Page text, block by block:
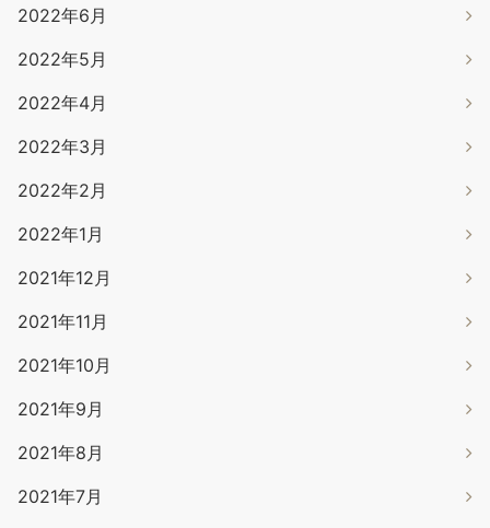
2022年6月
2022年5月
2022年4月
2022年3月
2022年2月
2022年1月
2021年12月
2021年11月
2021年10月
2021年9月
2021年8月
2021年7月